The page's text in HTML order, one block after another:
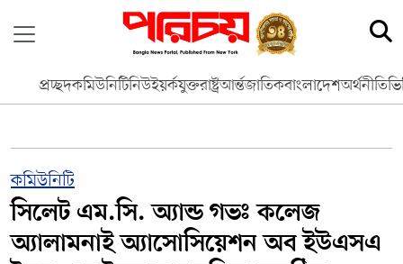
প্রচ্ছদকমিউনিটিনিউইয়র্কযুক্তরাষ্ট্রআর্ন্তজাতিকবাংলাদেশঅর্থনীতি
কমিউনিটি
সিলেট এম.সি. অ্যান্ড গভঃ কলেজ
অ্যালামনাই অ্যাসোসিয়েশন অব ইউএসএ